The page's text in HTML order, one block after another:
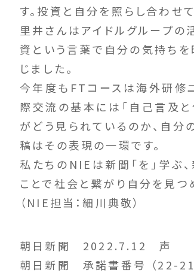
す。投資と自分を照らし合わせ
里井さんはアイドルグループ
資という言葉で自分の気持ち
じました。
今年度もFTコースは海外研修
際交流の基本には「自己言及
がどう見られているのか、自
稿はその表現の一環です。
私たちのNIEは新聞「を」学ぶ
ことで社会と繋がり自分を見つ
（NIE担当：細川典敬）
朝日新聞 2022.7.12 声
朝日新聞 承諾書番号 （22-